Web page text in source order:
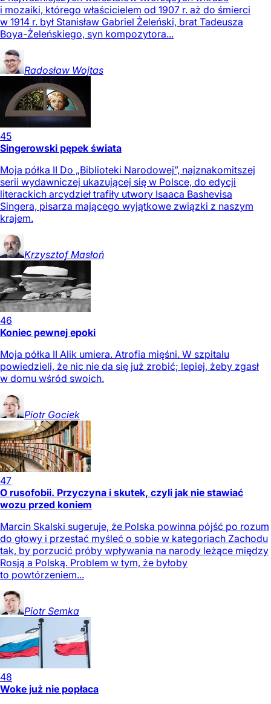
i mozaiki, którego właścicielem od 1907 r. aż do śmierci
w 1914 r. był Stanisław Gabriel Żeleński, brat Tadeusza
Boya-Żeleńskiego, syn kompozytora...
Radosław Wojtas
45
Singerowski pępek świata
Moja półka II Do „Biblioteki Narodowej”, najznakomitszej
serii wydawniczej ukazującej się w Polsce, do edycji
literackich arcydzieł trafiły utwory Isaaca Bashevisa
Singera, pisarza mającego wyjątkowe związki z naszym
krajem.
Krzysztof Masłoń
46
Koniec pewnej epoki
Moja półka II Alik umiera. Atrofia mięśni. W szpitalu
powiedzieli, że nic nie da się już zrobić; lepiej, żeby zgasł
w domu wśród swoich.
Piotr Gociek
47
O rusofobii. Przyczyna i skutek, czyli jak nie stawiać
wozu przed koniem
Marcin Skalski sugeruje, że Polska powinna pójść po rozum
do głowy i przestać myśleć o sobie w kategoriach Zachodu
tak, by porzucić próby wpływania na narody leżące między
Rosją a Polską. Problem w tym, że byłoby
to powtórzeniem...
Piotr Semka
48
Woke już nie popłaca